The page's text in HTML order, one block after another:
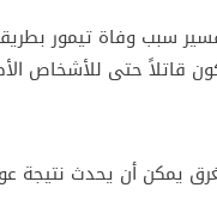
سبب وفاة تيمور
قاتلاً حتى للأشخاص
يمكن أن يحدث نتيجة